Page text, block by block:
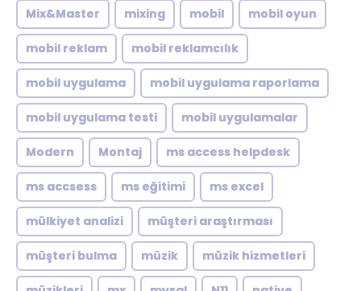
Mix&Master mixing mobil mobil oyun
mobil reklam mobil reklamcılık
mobil uygulama mobil uygulama raporlama
mobil uygulama testi mobil uygulamalar
Modern Montaj ms access helpdesk
ms accsess ms eğitimi ms excel
mülkiyet analizi müşteri araştırması
müşteri bulma müzik müzik hizmetleri